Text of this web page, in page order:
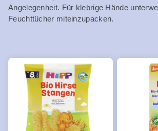
Angelegenheit. Für klebrige Hände
Feuchttücher miteinzupacken.